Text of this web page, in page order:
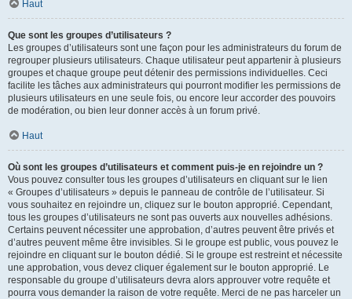
Haut
Que sont les groupes d’utilisateurs ?
Les groupes d’utilisateurs sont une façon pour les administrateurs du forum de
regrouper plusieurs utilisateurs. Chaque utilisateur peut appartenir à plusieurs
groupes et chaque groupe peut détenir des permissions individuelles. Ceci
facilite les tâches aux administrateurs qui pourront modifier les permissions de
plusieurs utilisateurs en une seule fois, ou encore leur accorder des pouvoirs
de modération, ou bien leur donner accès à un forum privé.
Haut
Où sont les groupes d’utilisateurs et comment puis-je en rejoindre un ?
Vous pouvez consulter tous les groupes d’utilisateurs en cliquant sur le lien
« Groupes d’utilisateurs » depuis le panneau de contrôle de l’utilisateur. Si
vous souhaitez en rejoindre un, cliquez sur le bouton approprié. Cependant,
tous les groupes d’utilisateurs ne sont pas ouverts aux nouvelles adhésions.
Certains peuvent nécessiter une approbation, d’autres peuvent être privés et
d’autres peuvent même être invisibles. Si le groupe est public, vous pouvez le
rejoindre en cliquant sur le bouton dédié. Si le groupe est restreint et nécessite
une approbation, vous devez cliquer également sur le bouton approprié. Le
responsable du groupe d’utilisateurs devra alors approuver votre requête et
pourra vous demander la raison de votre requête. Merci de ne pas harceler un